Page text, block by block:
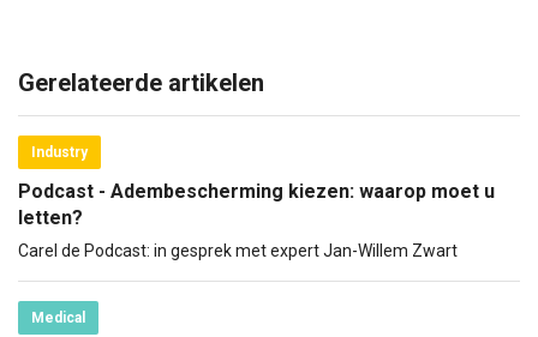
Gerelateerde artikelen
Industry
Podcast - Adembescherming kiezen: waarop moet u
letten?
Carel de Podcast: in gesprek met expert Jan-Willem Zwart
Medical